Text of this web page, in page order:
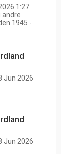
1:27
andre
1945 -
Jun 2026
Jun 2026